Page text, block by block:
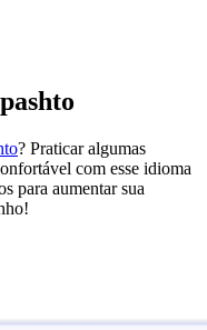
? Praticar algumas
com esse idioma
para aumentar sua